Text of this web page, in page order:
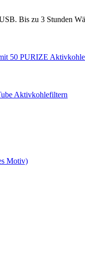
Bis zu 3 Stunden
50 PURIZE
Aktivkohlefiltern
Motiv)